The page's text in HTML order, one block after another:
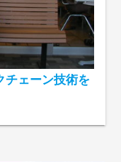
チェーン技術を